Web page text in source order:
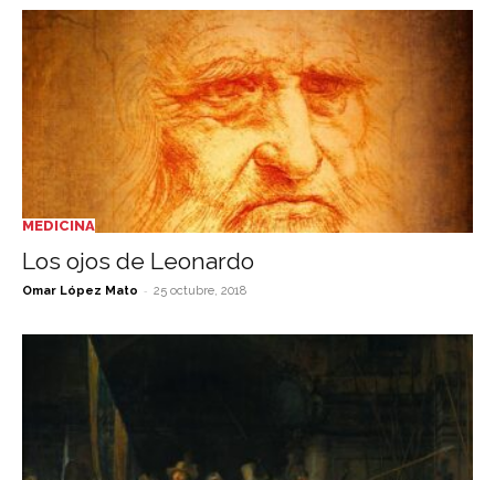
MEDICINA
Los ojos de Leonardo
Omar López Mato - 25 octubre, 2018